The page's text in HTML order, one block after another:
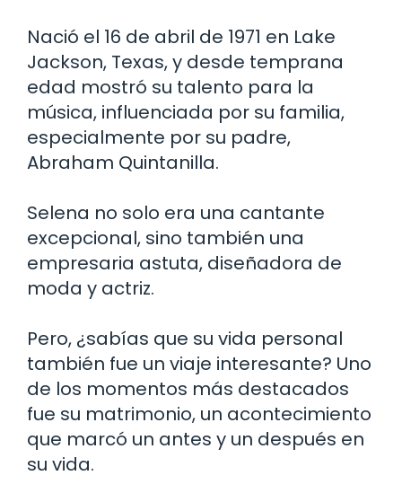
Nació el 16 de abril de 1971 en Lake
Jackson, Texas, y desde temprana
edad mostró su talento para la
música, influenciada por su familia,
especialmente por su padre,
Abraham Quintanilla.
Selena no solo era una cantante
excepcional, sino también una
empresaria astuta, diseñadora de
moda y actriz.
Pero, ¿sabías que su vida personal
también fue un viaje interesante? Uno
de los momentos más destacados
fue su matrimonio, un acontecimiento
que marcó un antes y un después en
su vida.